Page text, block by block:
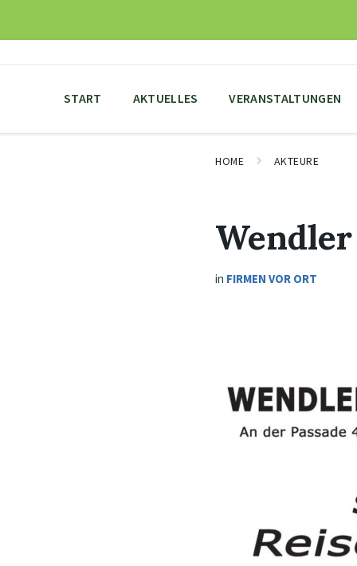
content
main
footer
START AKTUELLES VERANSTALTUNGEN
HOME AKTEURE
in FIRMEN VOR ORT